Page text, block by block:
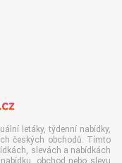
letáky, týdenní nabídky,
českých obchodů. Tímto
slevách a nabídkách
obchod nebo slevu